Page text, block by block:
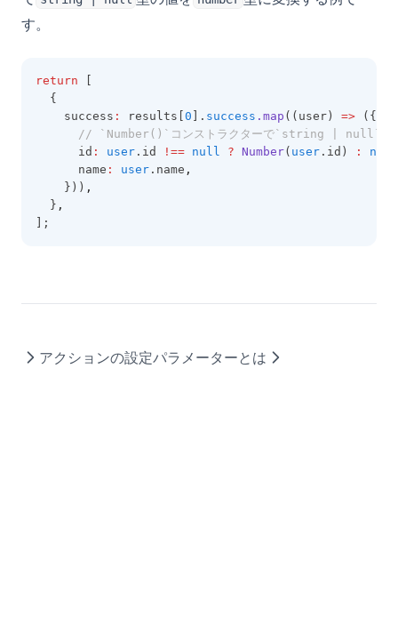
す。
return
  {
    success
: results[ 0 ]. success .map ((user) => ({
// `Number()`コンストラクターで`string | null`型
      id
: user .id !== null ? Number( user .id) :
null
      name
: user .name ,
    }))
,
  }
,
];
アクションの設定パラメーターとは